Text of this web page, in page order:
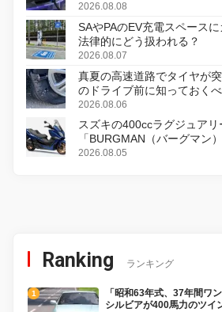
2026.08.08
SAやPAのEV充電スペースに
法律的にどう扱われる？
2026.08.07
真夏の高速道路でタイヤが
のドライブ前に知っておく
2026.08.06
スズキの400ccラグジュアリ
「BURGMAN（バーグマン
変更し、8月18日に発売
2026.08.05
Ranking ランキング
「昭和63年式、37年間ワ
シルビアが400馬力のツイ